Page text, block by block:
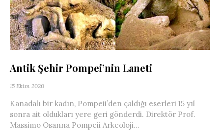
Antik Şehir Pompei’nin Laneti
15 Ekim 2020
Kanadalı bir kadın, Pompeii’den çaldığı eserleri 15 yıl
sonra ait oldukları yere geri gönderdi. Direktör Prof.
Massimo Osanna Pompeii Arkeoloji...